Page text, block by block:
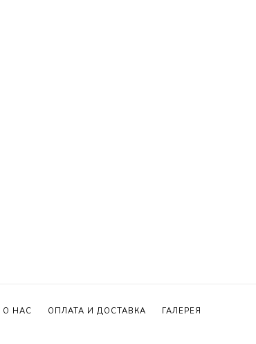
О НАС ОПЛАТА И ДОСТАВКА ГАЛЕРЕЯ